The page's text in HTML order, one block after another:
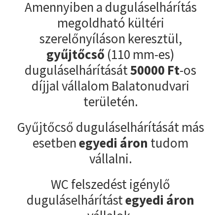
Amennyiben a duguláselhárítás
megoldható kültéri
szerelőnyíláson keresztül,
gyűjtőcső (110 mm-es)
duguláselhárítását50000 Ft-os
díjjal vállalom Balatonudvari
területén.
Gyűjtőcső duguláselhárítását más
esetbenegyedi áron tudom
vállalni.
WC felszedést igénylő
duguláselhárítástegyedi áron